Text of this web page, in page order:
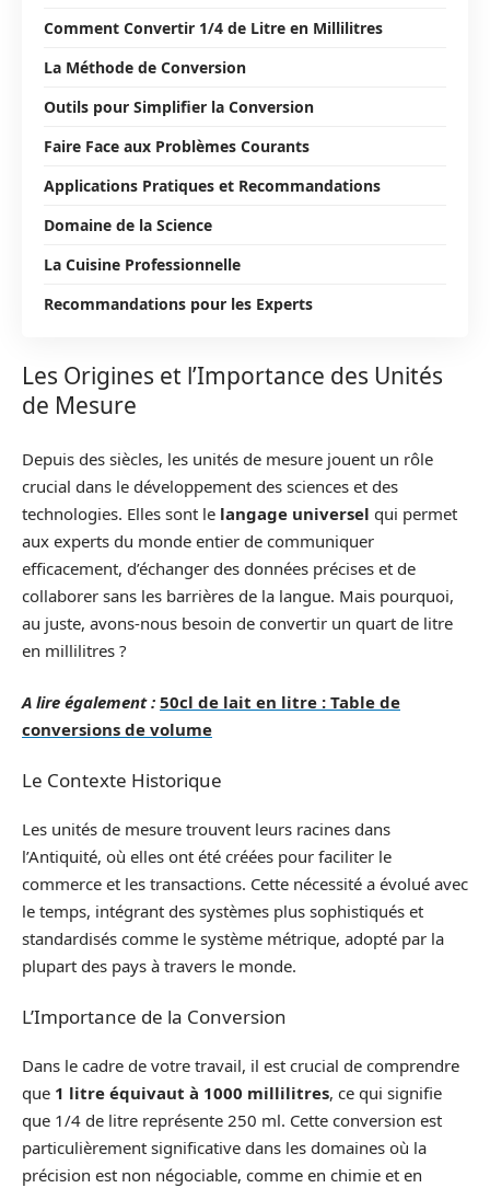
Comment Convertir 1/4 de Litre en Millilitres
La Méthode de Conversion
Outils pour Simplifier la Conversion
Faire Face aux Problèmes Courants
Applications Pratiques et Recommandations
Domaine de la Science
La Cuisine Professionnelle
Recommandations pour les Experts
Les Origines et l’Importance des Unités
de Mesure
Depuis des siècles, les unités de mesure jouent un rôle
crucial dans le développement des sciences et des
technologies. Elles sont le langage universel qui permet
aux experts du monde entier de communiquer
efficacement, d’échanger des données précises et de
collaborer sans les barrières de la langue. Mais pourquoi,
au juste, avons-nous besoin de convertir un quart de litre
en millilitres ?
A lire également : 50cl de lait en litre : Table de
conversions de volume
Le Contexte Historique
Les unités de mesure trouvent leurs racines dans
l’Antiquité, où elles ont été créées pour faciliter le
commerce et les transactions. Cette nécessité a évolué avec
le temps, intégrant des systèmes plus sophistiqués et
standardisés comme le système métrique, adopté par la
plupart des pays à travers le monde.
L’Importance de la Conversion
Dans le cadre de votre travail, il est crucial de comprendre
que 1 litre équivaut à 1000 millilitres, ce qui signifie
que 1/4 de litre représente 250 ml. Cette conversion est
particulièrement significative dans les domaines où la
précision est non négociable, comme en chimie et en